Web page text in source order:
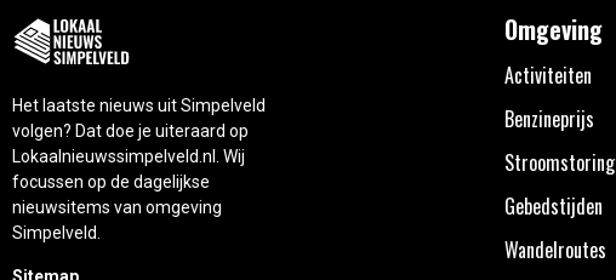
Het laatste nieuws uit Simpelveld
volgen? Dat doe je uiteraard op
Lokaalnieuwssimpelveld.nl. Wij
focussen op de dagelijkse
nieuwsitems van omgeving
Simpelveld.
Sitemap
Omgeving
Activiteiten
Benzineprijs
Stroomstoring
Gebedstijden
Wandelroutes